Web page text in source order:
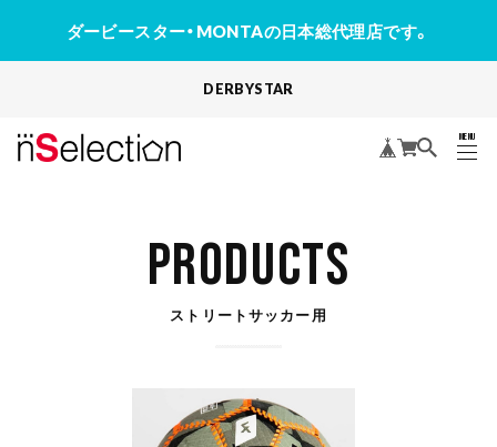
ダービースター・MONTAの日本総代理店です。
DERBYSTAR
MENU
CLOSE
PRODUCTS
ストリートサッカー用